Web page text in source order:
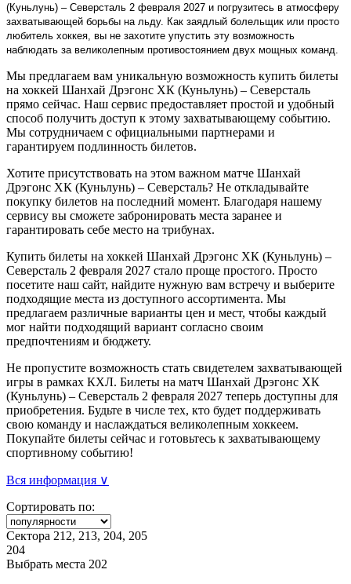
(Куньлунь) – Северсталь 2 февраля 2027 и погрузитесь в атмосферу
захватывающей борьбы на льду. Как заядлый болельщик или просто
любитель хоккея, вы не захотите упустить эту возможность
наблюдать за великолепным противостоянием двух мощных команд.
Мы предлагаем вам уникальную возможность купить билеты
на хоккей Шанхай Дрэгонс ХК (Куньлунь) – Северсталь
прямо сейчас. Наш сервис предоставляет простой и удобный
способ получить доступ к этому захватывающему событию.
Мы сотрудничаем с официальными партнерами и
гарантируем подлинность билетов.
Хотите присутствовать на этом важном матче Шанхай
Дрэгонс ХК (Куньлунь) – Северсталь? Не откладывайте
покупку билетов на последний момент. Благодаря нашему
сервису вы сможете забронировать места заранее и
гарантировать себе место на трибунах.
Купить билеты на хоккей Шанхай Дрэгонс ХК (Куньлунь) –
Северсталь 2 февраля 2027 стало проще простого. Просто
посетите наш сайт, найдите нужную вам встречу и выберите
подходящие места из доступного ассортимента. Мы
предлагаем различные варианты цен и мест, чтобы каждый
мог найти подходящий вариант согласно своим
предпочтениям и бюджету.
Не пропустите возможность стать свидетелем захватывающей
игры в рамках КХЛ. Билеты на матч Шанхай Дрэгонс ХК
(Куньлунь) – Северсталь 2 февраля 2027 теперь доступны для
приобретения. Будьте в числе тех, кто будет поддерживать
свою команду и наслаждаться великолепным хоккеем.
Покупайте билеты сейчас и готовьтесь к захватывающему
спортивному событию!
Вся информация ∨
Сортировать по:
Сектора 212, 213, 204, 205
204
Выбрать места 202